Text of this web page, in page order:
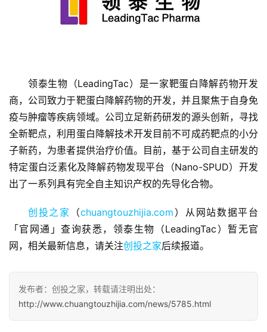
首
页
融
资
报
道
业
观
初
创
企
领泰生物（LeadingTac）是一家靶蛋白降解药物开发
商，公司致力于靶蛋白降解药物的开发，并且聚焦于自身免
疫与肿瘤等疾病领域。公司立足新药研发的源头创新，寻找
全新靶点，利用蛋白降解技术开发目前不可成药靶点的小分
子新药，为患者提供治疗价值。目前，基于公司自主研发的
特定蛋白泛素化及降解药物发现平台（Nano-SPUD）开发
出了一系列具有完全自主知识产权的先导化合物。
创投之家 （chuangtouzhijia.com ）从网站数据平台
「官网通」查询获悉，领泰生物（LeadingTac）暂无官
网，相关最新信息，请关注创投之家后续报道。
发布者：创投之家，转载请注明出处：
http://www.chuangtouzhijia.com/news/5785.html